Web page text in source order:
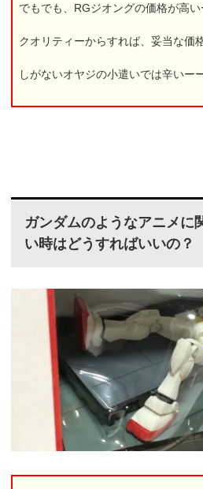
でもでも、RGジオングの価格が高い
クオリティーからすれば、妥当な価
しがないオヤジの小遣いでは辛いー
ガンダムのようなアニメに
い時はどうすればいいの？